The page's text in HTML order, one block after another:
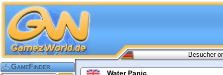
Besucher
GameFinder
Water Panic